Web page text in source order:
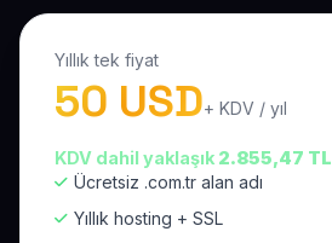
Yıllık tek fiyat
50 USD+ KDV / yıl
KDV dahil yaklaşık 2.855,47 TL
Ücretsiz .com.tr alan adı
Yıllık hosting + SSL